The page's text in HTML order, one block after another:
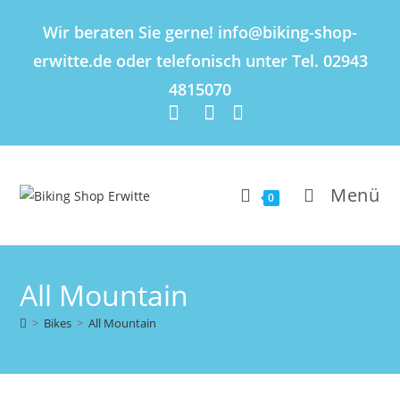
Wir beraten Sie gerne! info@biking-shop-
erwitte.de oder telefonisch unter Tel. 02943
4815070
0 Menü
All Mountain
> Bikes > All Mountain